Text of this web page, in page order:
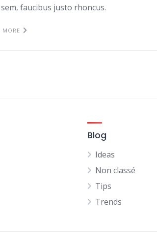
faucibus justo rhoncus.
MORE
Blog
Ideas
Non classé
Tips
Trends